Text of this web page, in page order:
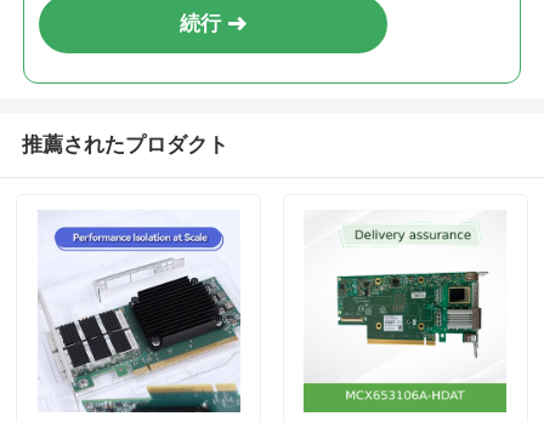
続行
推薦されたプロダクト